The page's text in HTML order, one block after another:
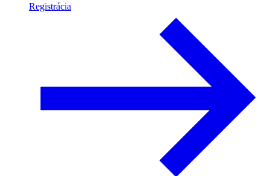
Registrácia